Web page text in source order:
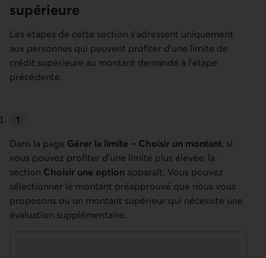
supérieure
Les étapes de cette section s’adressent uniquement
aux personnes qui peuvent profiter d’une limite de
crédit supérieure au montant demandé à l’étape
précédente.
Dans la page Gérer la limite – Choisir un montant, si
vous pouvez profiter d’une limite plus élevée, la
section Choisir une option apparaît. Vous pouvez
sélectionner le montant préapprouvé que nous vous
proposons ou un montant supérieur qui nécessite une
évaluation supplémentaire.